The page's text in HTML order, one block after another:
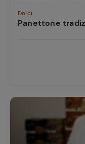
Dolci
Panettone